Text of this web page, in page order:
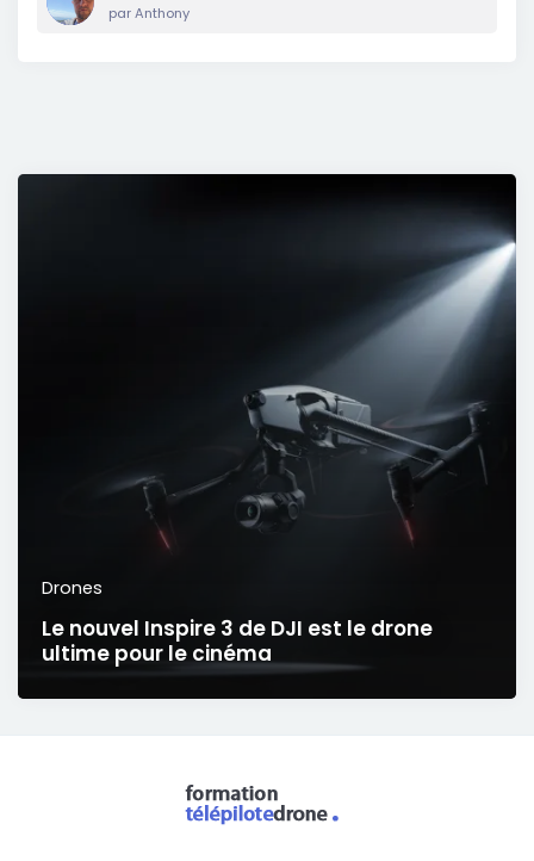
parAnthony
Le nouvel Inspire 3 de DJI est le drone
ultime pour le cinéma
Drones